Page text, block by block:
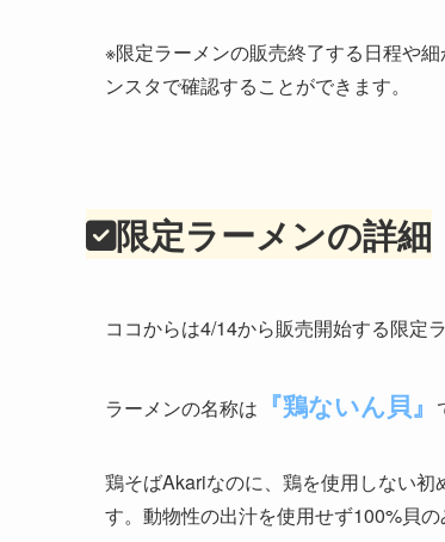
※限定ラーメンの販売終了する日程や
ンスタで確認することができます。
限定ラーメンの詳細
ココからは4/14から販売開始する限定
ラーメンの名称は 『鶏ないん貝』
鶏そばAkariなのに、鶏を使用しない
す。動物性の出汁を使用せず100%貝